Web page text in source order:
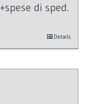
di sped.
Details